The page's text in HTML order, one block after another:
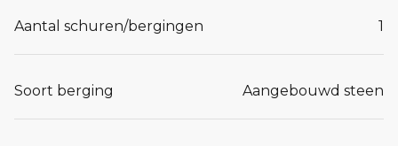
Aantal schuren/bergingen 1
Soort berging Aangebouwd steen